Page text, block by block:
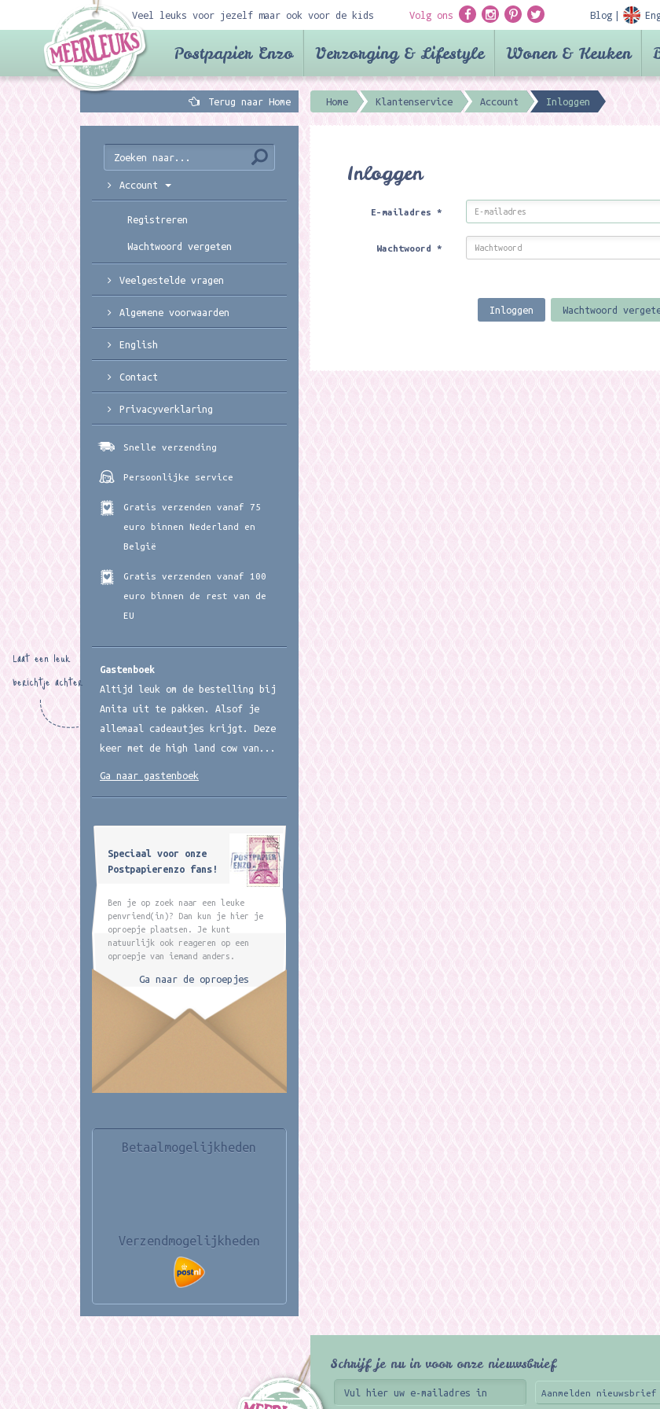
Veel leuks voor jezelf maar ook voor de kids Volg ons Blog
Postpapier Enzo Verzorging & Lifestyle Wonen & Keuken
Terug naar Home Home Klantenservice Account Inloggen
Inloggen
E-mailadres*
Wachtwoord*
Inloggen Wachtwoord
Account
Registreren
Wachtwoord vergeten
Veelgestelde vragen
Algemene voorwaarden
English
Contact
Privacyverklaring
Snelle verzending
Persoonlijke service
Gratis verzenden vanaf 75
euro binnen Nederland en
België
Gratis verzenden vanaf 100
euro binnen de rest van de
EU
Gastenboek
Altijd leuk om de bestelling bij
Anita uit te pakken. Alsof je
allemaal cadeautjes krijgt. Deze
keer met de high land cow van...
Laat een leuk
berichtje achter
Ga naar gastenboek
Speciaal voor onze
Postpapierenzo fans!
Ben je op zoek naar een leuke
penvriend(in)? Dan kun je hier je
oproepje plaatsen. Je kunt
natuurlijk ook reageren op een
oproepje van iemand anders.
Ga naar de oproepjes
Betaalmogelijkheden
Verzendmogelijkheden
Schrijf je nu in voor onze nieuwsbrief
Aanmelden nieuwsbrief